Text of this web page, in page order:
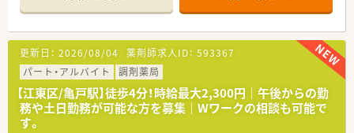
■最寄りの亀戸駅から徒歩4分という好立地にあり、毎日の通勤
負担が少なく通いやすい調剤薬局です。
■内科や耳鼻科、精神科をメインに応需しており、1日あたり70
枚～80枚の処方箋に対応しています。
【法人特徴について】
■東京都と神奈川県において計2店舗の調剤薬局を展開してお
り、地域に密着した医療サービスを提供しています。
更新日： 2026/08/04 薬剤師求人ID： 593367
パート・アルバイト
調剤薬局
【江東区/亀戸駅】徒歩4分！時給最大2,300円｜午後からの勤
務や土日勤務が可能な方を募集｜Wワークの相談も可能で
す。